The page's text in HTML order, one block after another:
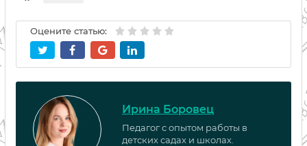
Оцените статью:
Ирина Боровец
Педагог с опытом работы в
детских садах и школах.